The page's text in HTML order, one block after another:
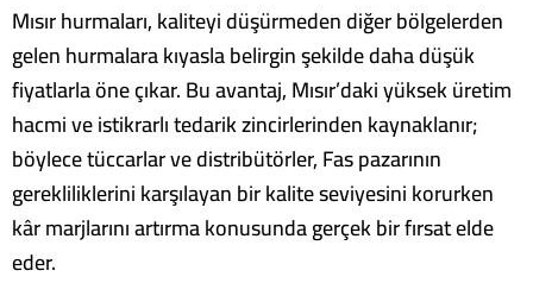
Mısır hurmaları, kaliteyi düşürmeden diğer bölgelerden
gelen hurmalara kıyasla belirgin şekilde daha düşük
fiyatlarla öne çıkar. Bu avantaj, Mısır’daki yüksek üretim
hacmi ve istikrarlı tedarik zincirlerinden kaynaklanır;
böylece tüccarlar ve distribütörler, Fas pazarının
gerekliliklerini karşılayan bir kalite seviyesini korurken
kâr marjlarını artırma konusunda gerçek bir fırsat elde
eder.